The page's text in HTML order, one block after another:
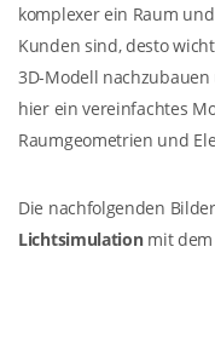
komplexer ein Raum
Kunden sind, desto
3D-Modell
hier ein vereinfachtes
Raumgeometrien und
Die nachfolgenden
Lichtsimulationmit dem